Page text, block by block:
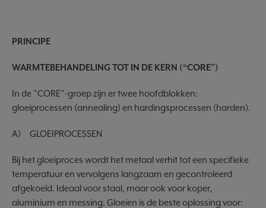
PRINCIPE
WARMTEBEHANDELING TOT IN DE KERN (“CORE”)
In de "CORE"-groep zijn er twee hoofdblokken:
gloeiprocessen (annealing) en hardingsprocessen (harden).
A) GLOEIPROCESSEN
Bij het gloeiproces wordt het metaal verhit tot een specifieke
temperatuur en vervolgens langzaam en gecontroleerd
afgekoeld. Ideaal voor staal, maar ook voor koper,
aluminium en messing. Gloeien is de beste oplossing voor: